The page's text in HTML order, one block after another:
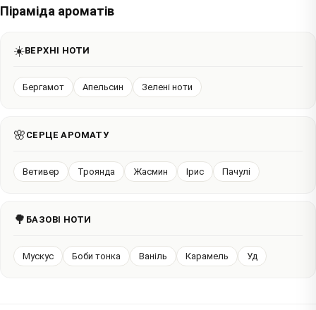
Піраміда ароматів
☀️ВЕРХНІ НОТИ
Бергамот Апельсин Зелені ноти
🌸 СЕРЦЕ АРОМАТУ
Ветивер Троянда Жасмин Ірис Пачулі
🌳 БАЗОВІ НОТИ
Мускус Боби тонка Ваніль Карамель Уд